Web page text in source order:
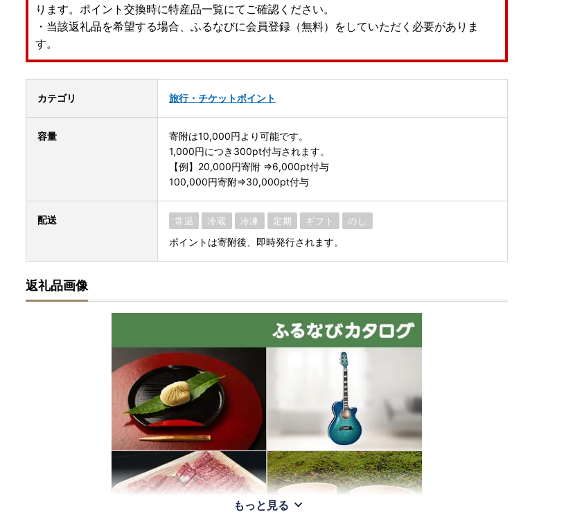
ります。ポイント交換時に特産品一覧にてご確認ください。
・当該返礼品を希望する場合、ふるなびに会員登録（無料）をしていただく必要がありま
す。
カテゴリ 旅行・チケットポイント
容量
寄附は10,000円より可能です。
1,000円につき300pt付与されます。
【例】20,000円寄附 ⇒6,000pt付与
100,000円寄附⇒30,000pt付与
配送 常温 冷蔵 冷凍 定期 ギフト のし
ポイントは寄附後、即時発行されます。
返礼品画像
もっと見る